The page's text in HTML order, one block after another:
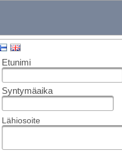
Etunimi
Syntymäaika
Lähiosoite